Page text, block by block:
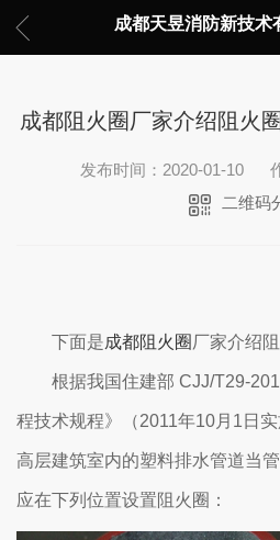
成都天昱消防新技术
成都阻火圈厂家介绍阻火
发布时间：2020-01-10
二维码
下面是成都阻火圈厂家介绍
根据我国住建部 CJJ/T29-
程技术规程》（2011年10月1日
高层建筑室内的塑料排水管道当
应在下列位置设置阻火圈：